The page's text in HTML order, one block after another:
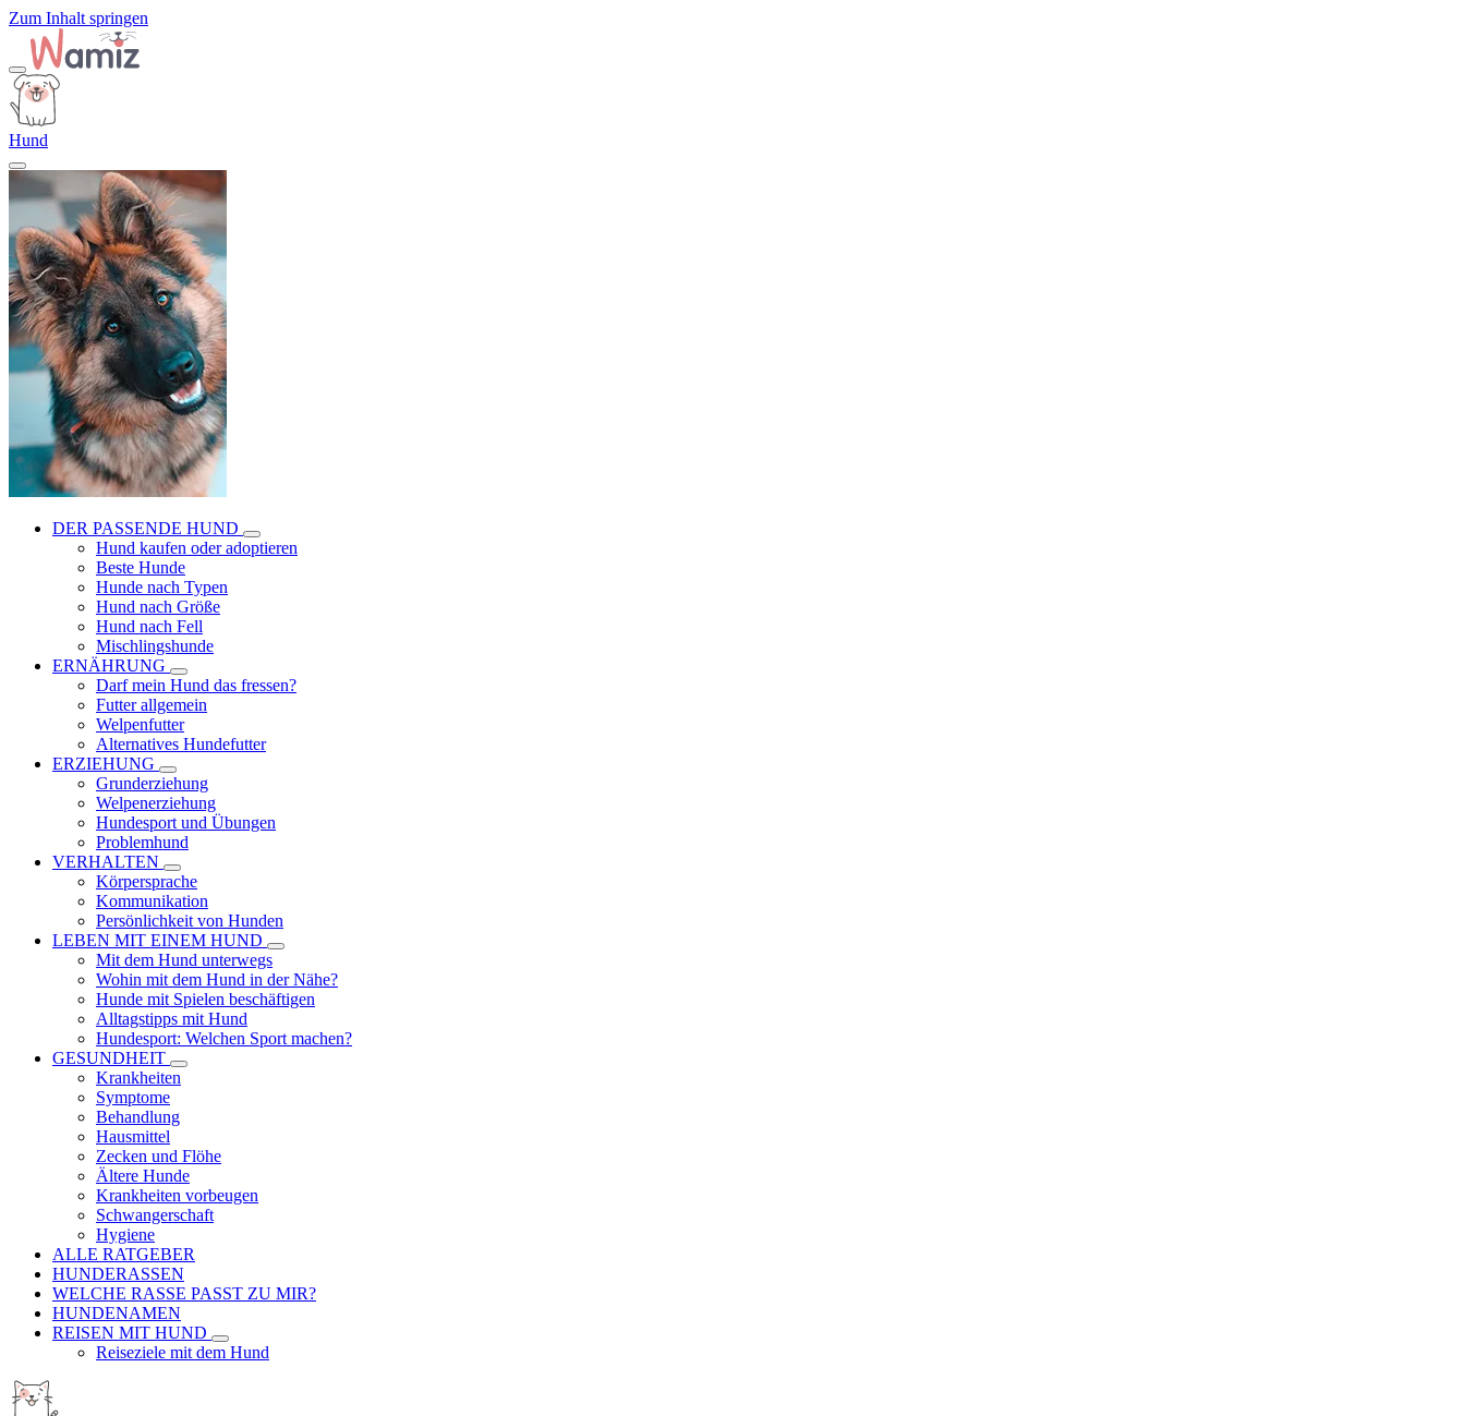
Zum Inhalt springen
Hund
DER PASSENDE HUND
Hund kaufen oder adoptieren
Beste Hunde
Hunde nach Typen
Hund nach Größe
Hund nach Fell
Mischlingshunde
ERNÄHRUNG
Darf mein Hund das fressen?
Futter allgemein
Welpenfutter
Alternatives Hundefutter
ERZIEHUNG
Grunderziehung
Welpenerziehung
Hundesport und Übungen
Problemhund
VERHALTEN
Körpersprache
Kommunikation
Persönlichkeit von Hunden
LEBEN MIT EINEM HUND
Mit dem Hund unterwegs
Wohin mit dem Hund in der Nähe?
Hunde mit Spielen beschäftigen
Alltagstipps mit Hund
Hundesport: Welchen Sport machen?
GESUNDHEIT
Krankheiten
Symptome
Behandlung
Hausmittel
Zecken und Flöhe
Ältere Hunde
Krankheiten vorbeugen
Schwangerschaft
Hygiene
ALLE RATGEBER
HUNDERASSEN
WELCHE RASSE PASST ZU MIR?
HUNDENAMEN
REISEN MIT HUND
Reiseziele mit dem Hund